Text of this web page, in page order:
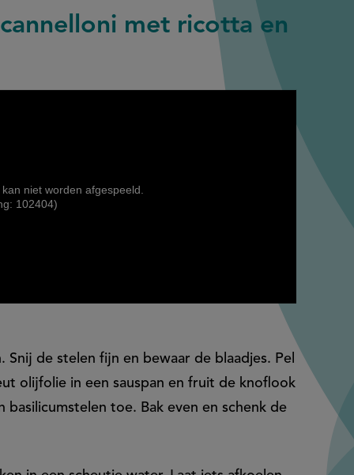
met ricotta en
niet worden afgespeeld.
102404)
Snij de stelen fijn en bewaar de blaadjes. Pel
olijfolie in een sauspan en fruit de knoflook
toe. Bak even en schenk de